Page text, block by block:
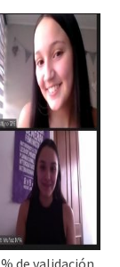
de validación